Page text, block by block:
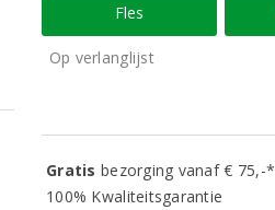
Fles
Op verlanglijst
Gratisbezorging vanaf € 75,-*
100% Kwaliteitsgarantie